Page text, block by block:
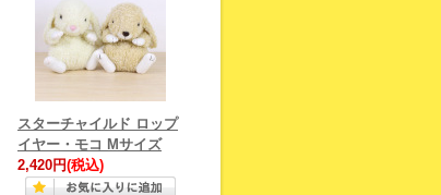
スターチャイルド ロップ
イヤー・モコ Mサイズ
2,420円(税込)